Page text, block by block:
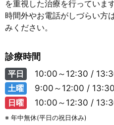
を重視した治療を行っています
時間外やお電話がしづらい方は
みください。
診療時間
平日
10:00～12:30 /
土曜
9:00～12:00 /
日曜
10:00～12:30 /
※ 年中無休(平日の祝日休み)